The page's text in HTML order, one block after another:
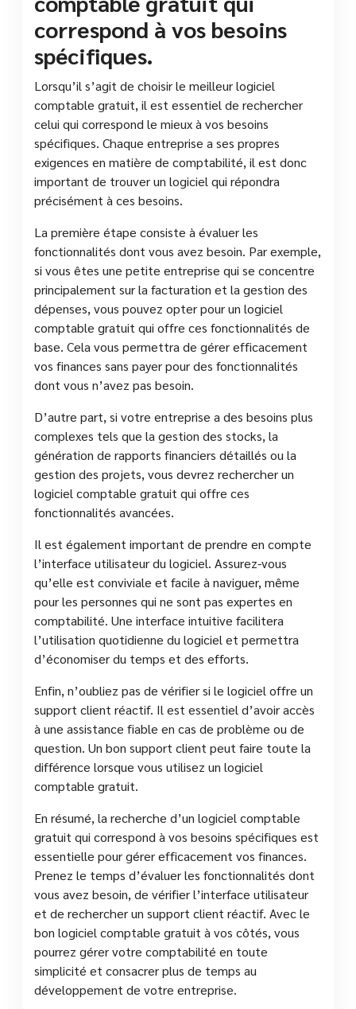
correspond à vos besoins
spécifiques.
Lorsqu’il s’agit de choisir le meilleur logiciel
comptable gratuit, il est essentiel de rechercher
celui qui correspond le mieux à vos besoins
spécifiques. Chaque entreprise a ses propres
exigences en matière de comptabilité, il est donc
important de trouver un logiciel qui répondra
précisément à ces besoins.
La première étape consiste à évaluer les
fonctionnalités dont vous avez besoin. Par exemple,
si vous êtes une petite entreprise qui se concentre
principalement sur la facturation et la gestion des
dépenses, vous pouvez opter pour un logiciel
comptable gratuit qui offre ces fonctionnalités de
base. Cela vous permettra de gérer efficacement
vos finances sans payer pour des fonctionnalités
dont vous n’avez pas besoin.
D’autre part, si votre entreprise a des besoins plus
complexes tels que la gestion des stocks, la
génération de rapports financiers détaillés ou la
gestion des projets, vous devrez rechercher un
logiciel comptable gratuit qui offre ces
fonctionnalités avancées.
Il est également important de prendre en compte
l’interface utilisateur du logiciel. Assurez-vous
qu’elle est conviviale et facile à naviguer, même
pour les personnes qui ne sont pas expertes en
comptabilité. Une interface intuitive facilitera
l’utilisation quotidienne du logiciel et permettra
d’économiser du temps et des efforts.
Enfin, n’oubliez pas de vérifier si le logiciel offre un
support client réactif. Il est essentiel d’avoir accès
à une assistance fiable en cas de problème ou de
question. Un bon support client peut faire toute la
différence lorsque vous utilisez un logiciel
comptable gratuit.
En résumé, la recherche d’un logiciel comptable
gratuit qui correspond à vos besoins spécifiques est
essentielle pour gérer efficacement vos finances.
Prenez le temps d’évaluer les fonctionnalités dont
vous avez besoin, de vérifier l’interface utilisateur
et de rechercher un support client réactif. Avec le
bon logiciel comptable gratuit à vos côtés, vous
pourrez gérer votre comptabilité en toute
simplicité et consacrer plus de temps au
développement de votre entreprise.